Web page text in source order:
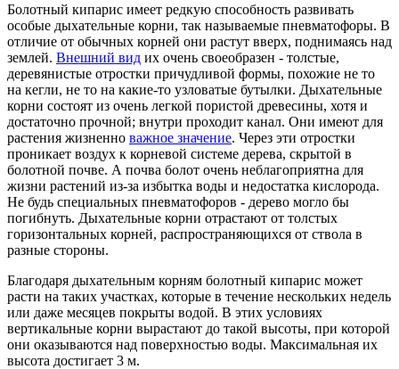
Болотный кипарис имеет редкую способность развивать
особые дыхательные корни, так называемые пневматофоры. В
отличие от обычных корней они растут вверх, поднимаясь над
землей. Внешний вид их очень своеобразен - толстые,
деревянистые отростки причудливой формы, похожие не то
на кегли, не то на какие-то узловатые бутылки. Дыхательные
корни состоят из очень легкой пористой древесины, хотя и
достаточно прочной; внутри проходит канал. Они имеют для
растения жизненно важное значение. Через эти отростки
проникает воздух к корневой системе дерева, скрытой в
болотной почве. А почва болот очень неблагоприятна для
жизни растений из-за избытка воды и недостатка кислорода.
Не будь специальных пневматофоров - дерево могло бы
погибнуть. Дыхательные корни отрастают от толстых
горизонтальных корней, распространяющихся от ствола в
разные стороны.
Благодаря дыхательным корням болотный кипарис может
расти на таких участках, которые в течение нескольких недель
или даже месяцев покрыты водой. В этих условиях
вертикальные корни вырастают до такой высоты, при которой
они оказываются над поверхностью воды. Максимальная их
высота достигает 3 м.